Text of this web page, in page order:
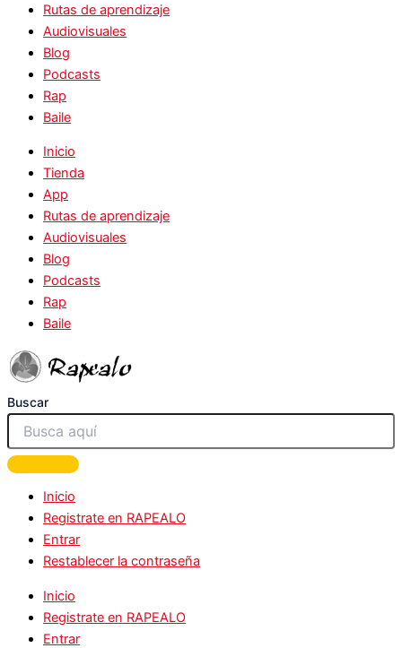
Rutas de aprendizaje
Audiovisuales
Blog
Podcasts
Rap
Baile
Inicio
Tienda
App
Rutas de aprendizaje
Audiovisuales
Blog
Podcasts
Rap
Baile
Buscar
Inicio
Registrate en RAPEALO
Entrar
Restablecer la contraseña
Inicio
Registrate en RAPEALO
Entrar